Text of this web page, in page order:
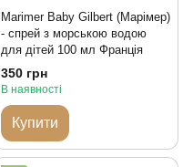
Marimer Baby Gilbert (Марімер)
- спрей з морською водою
для дітей 100 мл Франція
350 грн
В наявності
Купити